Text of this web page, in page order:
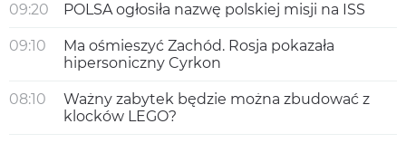
09:20 POLSA ogłosiła nazwę polskiej misji na ISS
09:10
Ma ośmieszyć Zachód. Rosja pokazała
hipersoniczny Cyrkon
08:10
Ważny zabytek będzie można zbudować z
klocków LEGO?